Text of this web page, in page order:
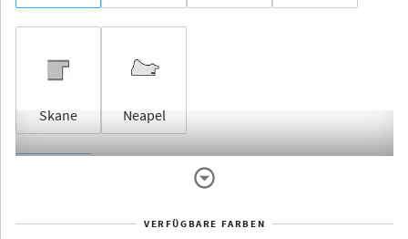
Skane Neapel
VERFÜGBARE FARBEN